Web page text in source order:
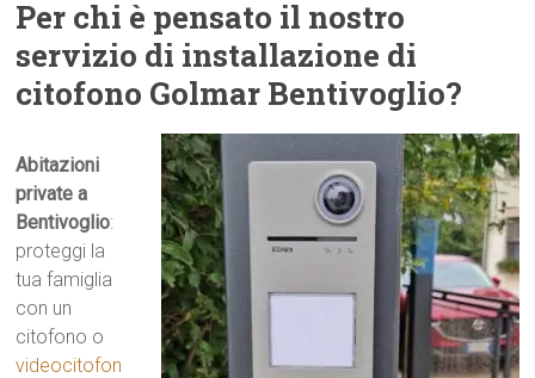
Per chi è pensato il nostro
servizio di installazione di
citofono Golmar Bentivoglio?
Abitazioni
private a
Bentivoglio:
proteggi la
tua famiglia
con un
citofono o
videocitofon